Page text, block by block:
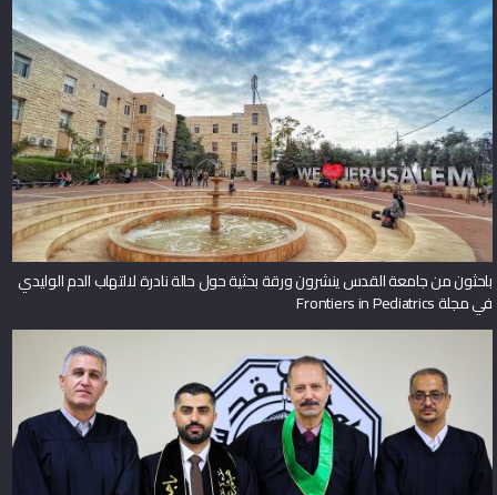
باحثون من جامعة القدس ينشرون ورقة بحثية حول حالة نادرة لالتهاب الدم الوليدي
في مجلة Frontiers in Pediatrics